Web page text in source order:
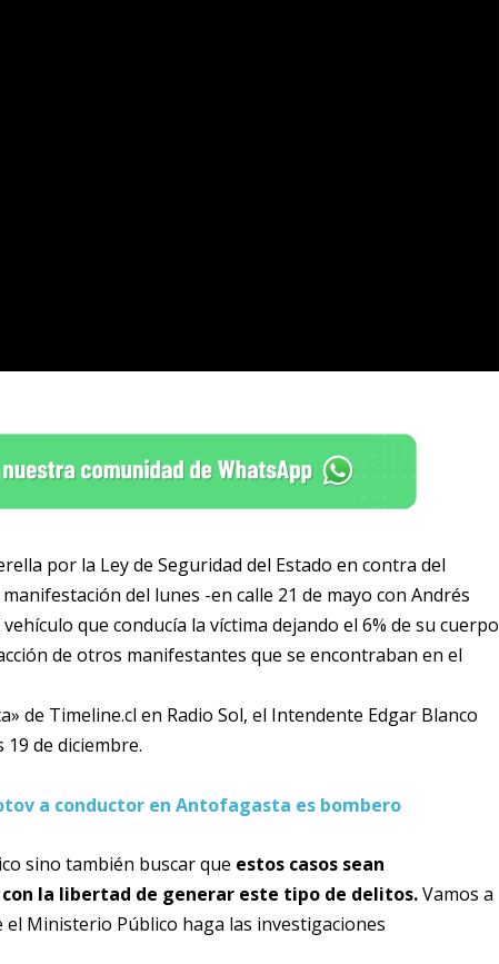
por la Ley de Seguridad del Estado en contra del
del lunes -en calle 21 de mayo con Andrés
que conducía la víctima dejando el 6% de su cuerpo
de otros manifestantes que se encontraban en el
de Timeline.cl en Radio Sol, el Intendente Edgar Blanco
de diciembre.
a conductor en Antofagasta es bombero
sino también buscar que estos casos sean
la libertad de generar este tipo de delitos.Vamos a
Ministerio Público haga las investigaciones